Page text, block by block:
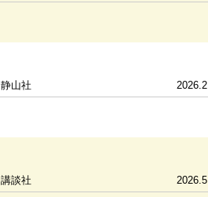
静山社 2026.2
講談社 2026.5